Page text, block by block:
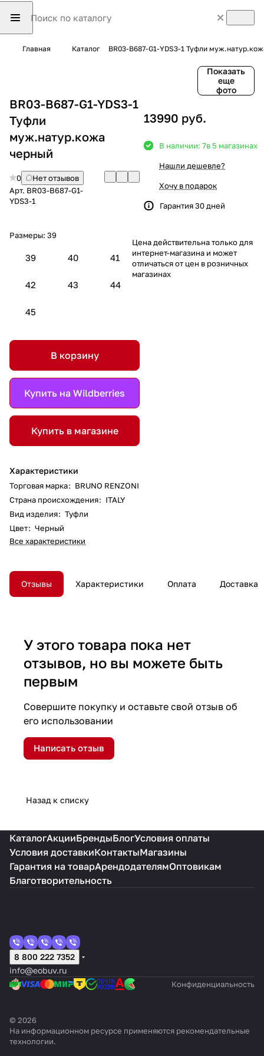
Главная Каталог BR03-B687-G1-YDS3-1 Туфли
Показать
еще
фото
BR03-B687-G1-YDS3-1
Туфли
муж.натур.кожа
черный
0
Нет отзывов
Арт. BR03-B687-G1-
YDS3-1
Размеры: 39
39 40 41
42 43 44
45
В корзину
Купить на Wildberries
Купить в магазине
Характеристики
Торговая марка: BRUNO RENZONI
Страна происхождения: ITALY
Вид изделия: Туфли
Цвет: Черный
Все характеристики
13990 руб.
В наличии: 7в 5 магазинах
Нашли дешевле?
Хочу в подарок
Гарантия 30 дней
Цена действительна только для
интернет-магазина и может
отличаться от цен в розничных
магазинах
Отзывы Характеристики Оплата Доставка
У этого товара пока нет
отзывов, но вы можете быть
первым
Совершите покупку и оставьте свой отзыв об
его использовании
Написать отзыв
Назад к списку
КаталогАкцииБрендыБлогУсловия оплаты
Условия доставкиКонтактыМагазины
Гарантия на товарАрендодателямОптовикам
Благотворительность
8 800 222 7352
info@eobuv.ru
Конфиденциальность
© 2026
На информационном ресурсе применяются рекомендательные
технологии.